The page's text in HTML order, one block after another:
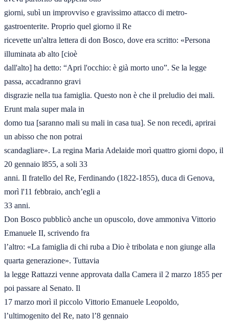
giorni, subì un improvviso e gravissimo attacco di metro-
gastroenterite. Proprio quel giorno il Re
ricevette un'altra lettera di don Bosco, dove era scritto: «Persona
illuminata ab alto [cioè
dall'alto] ha detto: “Apri l'occhio: è già morto uno”. Se la legge
passa, accadranno gravi
disgrazie nella tua famiglia. Questo non è che il preludio dei mali.
Erunt mala super mala in
domo tua [saranno mali su mali in casa tua]. Se non recedi, aprirai
un abisso che non potrai
scandagliare». La regina Maria Adelaide morì quattro giorni dopo, il
20 gennaio l855, a soli 33
anni. Il fratello del Re, Ferdinando (1822-1855), duca di Genova,
morì l'11 febbraio, anch’egli a
33 anni.
Don Bosco pubblicò anche un opuscolo, dove ammoniva Vittorio
Emanuele II, scrivendo fra
l’altro: «La famiglia di chi ruba a Dio è tribolata e non giunge alla
quarta generazione». Tuttavia
la legge Rattazzi venne approvata dalla Camera il 2 marzo 1855 per
poi passare al Senato. Il
17 marzo morì il piccolo Vittorio Emanuele Leopoldo,
l’ultimogenito del Re, nato l’8 gennaio